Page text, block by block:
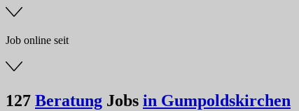
Job online seit
127 Beratung Jobs in Gumpoldskirchen